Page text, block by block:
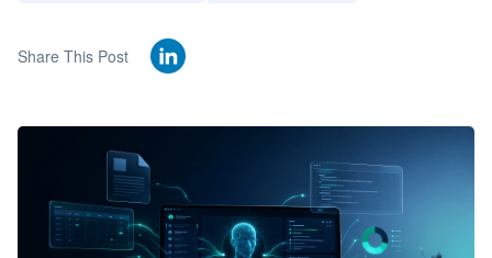
Share This Post